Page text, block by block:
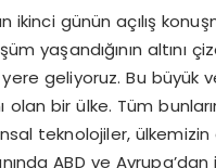
günün açılış
yaşandığının altını
geliyoruz. Bu büyük
olan bir ülke. Tüm
teknolojiler,
ABD ve Avrupa’dan